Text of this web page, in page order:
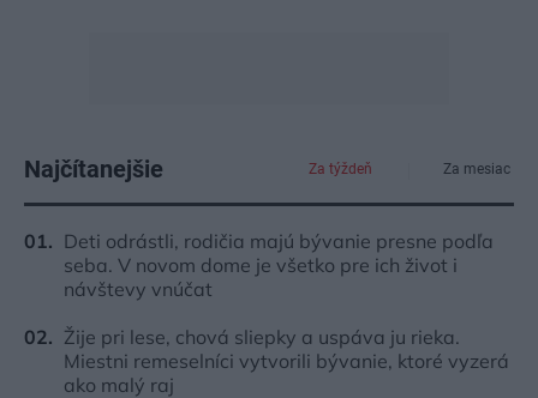
Najčítanejšie Za týždeň Za mesiac
Deti odrástli, rodičia majú bývanie presne podľa
seba. V novom dome je všetko pre ich život i
návštevy vnúčat
Žije pri lese, chová sliepky a uspáva ju rieka.
Miestni remeselníci vytvorili bývanie, ktoré vyzerá
ako malý raj